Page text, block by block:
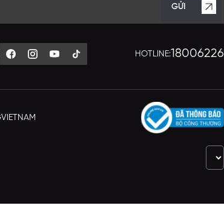
GỬI
HOTLINE:18006226